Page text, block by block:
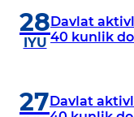
28
IYU
Davlat
40 kunlik
27 Davlat